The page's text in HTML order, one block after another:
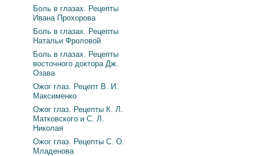
Боль в глазах. Рецепты
Ивана Прохорова
Боль в глазах. Рецепты
Натальи Фроловой
Боль в глазах. Рецепты
восточного доктора Дж.
Озава
Ожог глаз. Рецепт В. И.
Максименко
Ожог глаз. Рецепты К. Л.
Матковского и С. Л.
Николая
Ожог глаз. Рецепты С. О.
Младенова